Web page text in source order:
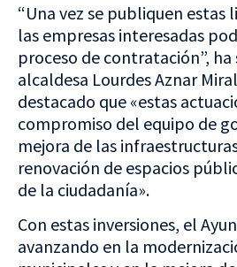
“Una vez se publiquen estas
las empresas interesadas
proceso de contratación”,
alcaldesa Lourdes Aznar
destacado que «estas
compromiso del equipo de
mejora de las
renovación de espacios
de la ciudadanía».
Con estas inversiones, el
avanzando en la